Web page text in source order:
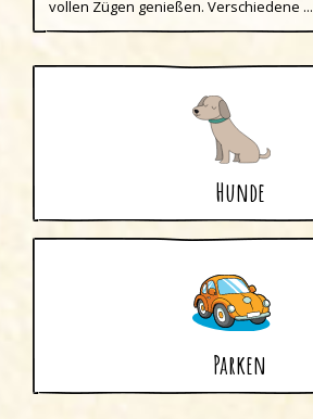
vollen Zügen genießen. Verschiedene ...
Hunde
Parken